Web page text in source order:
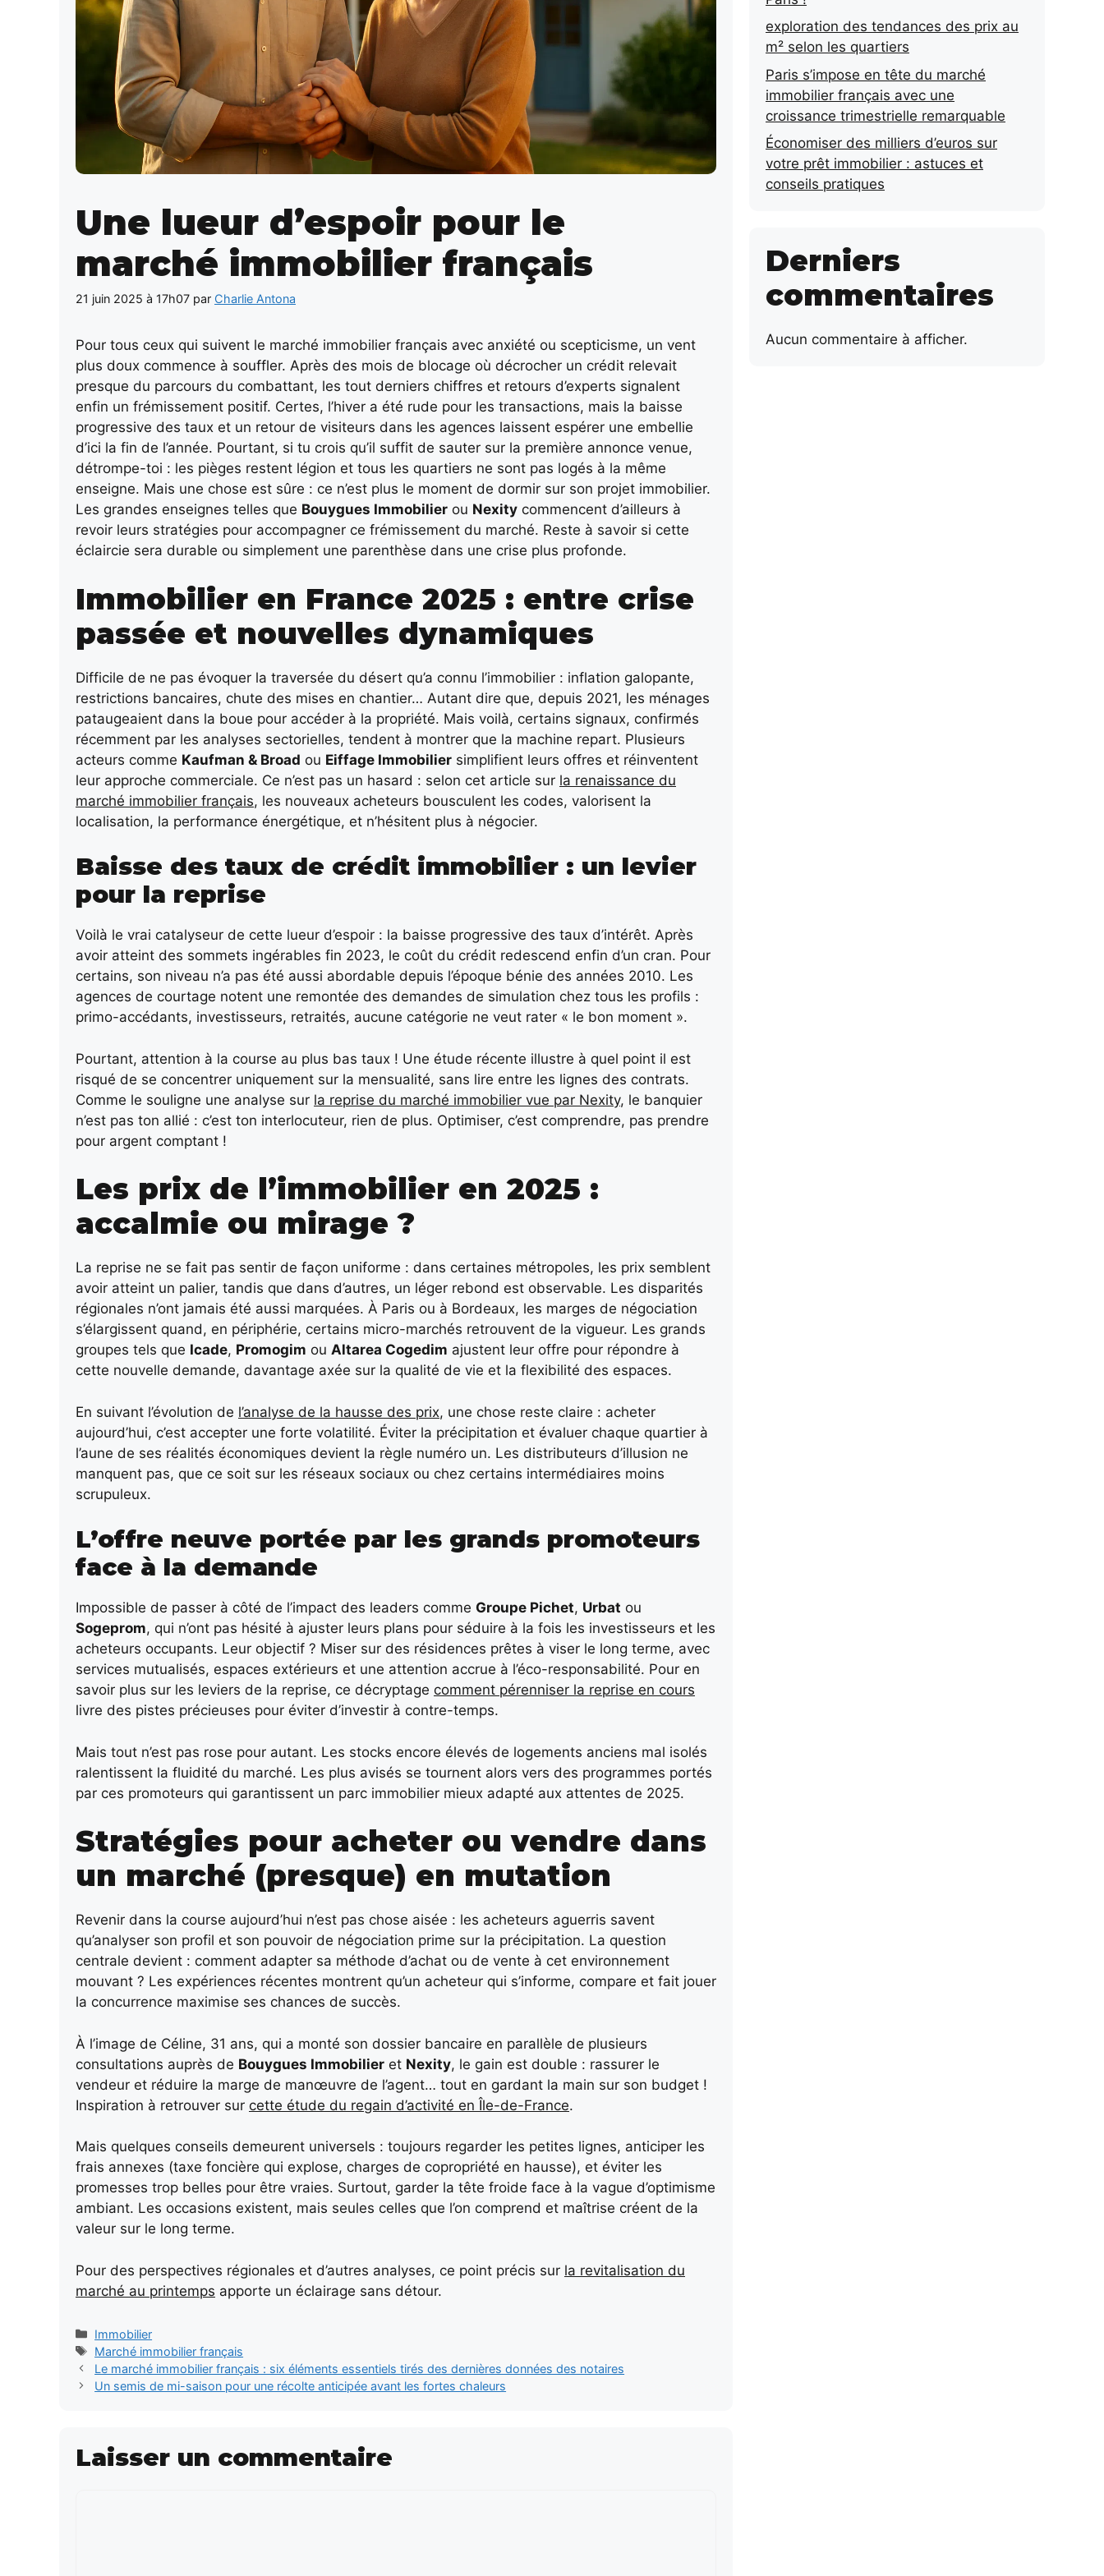
Une lueur d’espoir pour le
marché immobilier français
21 juin 2025 à 17h07 par Charlie Antona
Pour tous ceux qui suivent le marché immobilier français avec anxiété ou scepticisme, un vent
plus doux commence à souffler. Après des mois de blocage où décrocher un crédit relevait
presque du parcours du combattant, les tout derniers chiffres et retours d’experts signalent
enfin un frémissement positif. Certes, l’hiver a été rude pour les transactions, mais la baisse
progressive des taux et un retour de visiteurs dans les agences laissent espérer une embellie
d’ici la fin de l’année. Pourtant, si tu crois qu’il suffit de sauter sur la première annonce venue,
détrompe-toi : les pièges restent légion et tous les quartiers ne sont pas logés à la même
enseigne. Mais une chose est sûre : ce n’est plus le moment de dormir sur son projet immobilier.
Les grandes enseignes telles que Bouygues Immobilier ou Nexity commencent d’ailleurs à
revoir leurs stratégies pour accompagner ce frémissement du marché. Reste à savoir si cette
éclaircie sera durable ou simplement une parenthèse dans une crise plus profonde.
Immobilier en France 2025 : entre crise
passée et nouvelles dynamiques
Difficile de ne pas évoquer la traversée du désert qu’a connu l’immobilier : inflation galopante,
restrictions bancaires, chute des mises en chantier… Autant dire que, depuis 2021, les ménages
pataugeaient dans la boue pour accéder à la propriété. Mais voilà, certains signaux, confirmés
récemment par les analyses sectorielles, tendent à montrer que la machine repart. Plusieurs
acteurs comme Kaufman & Broad ou Eiffage Immobilier simplifient leurs offres et réinventent
leur approche commerciale. Ce n’est pas un hasard : selon cet article sur la renaissance du
marché immobilier français, les nouveaux acheteurs bousculent les codes, valorisent la
localisation, la performance énergétique, et n’hésitent plus à négocier.
Baisse des taux de crédit immobilier : un levier
pour la reprise
Voilà le vrai catalyseur de cette lueur d’espoir : la baisse progressive des taux d’intérêt. Après
avoir atteint des sommets ingérables fin 2023, le coût du crédit redescend enfin d’un cran. Pour
certains, son niveau n’a pas été aussi abordable depuis l’époque bénie des années 2010. Les
agences de courtage notent une remontée des demandes de simulation chez tous les profils :
primo-accédants, investisseurs, retraités, aucune catégorie ne veut rater « le bon moment ».
Pourtant, attention à la course au plus bas taux ! Une étude récente illustre à quel point il est
risqué de se concentrer uniquement sur la mensualité, sans lire entre les lignes des contrats.
Comme le souligne une analyse sur la reprise du marché immobilier vue par Nexity, le banquier
n’est pas ton allié : c’est ton interlocuteur, rien de plus. Optimiser, c’est comprendre, pas prendre
pour argent comptant !
Les prix de l’immobilier en 2025 :
accalmie ou mirage ?
La reprise ne se fait pas sentir de façon uniforme : dans certaines métropoles, les prix semblent
avoir atteint un palier, tandis que dans d’autres, un léger rebond est observable. Les disparités
régionales n’ont jamais été aussi marquées. À Paris ou à Bordeaux, les marges de négociation
s’élargissent quand, en périphérie, certains micro-marchés retrouvent de la vigueur. Les grands
groupes tels que Icade, Promogim ou Altarea Cogedim ajustent leur offre pour répondre à
cette nouvelle demande, davantage axée sur la qualité de vie et la flexibilité des espaces.
En suivant l’évolution de l’analyse de la hausse des prix, une chose reste claire : acheter
aujourd’hui, c’est accepter une forte volatilité. Éviter la précipitation et évaluer chaque quartier à
l’aune de ses réalités économiques devient la règle numéro un. Les distributeurs d’illusion ne
manquent pas, que ce soit sur les réseaux sociaux ou chez certains intermédiaires moins
scrupuleux.
L’offre neuve portée par les grands promoteurs
face à la demande
Impossible de passer à côté de l’impact des leaders comme Groupe Pichet, Urbat ou
Sogeprom, qui n’ont pas hésité à ajuster leurs plans pour séduire à la fois les investisseurs et les
acheteurs occupants. Leur objectif ? Miser sur des résidences prêtes à viser le long terme, avec
services mutualisés, espaces extérieurs et une attention accrue à l’éco-responsabilité. Pour en
savoir plus sur les leviers de la reprise, ce décryptage comment pérenniser la reprise en cours
livre des pistes précieuses pour éviter d’investir à contre-temps.
Mais tout n’est pas rose pour autant. Les stocks encore élevés de logements anciens mal isolés
ralentissent la fluidité du marché. Les plus avisés se tournent alors vers des programmes portés
par ces promoteurs qui garantissent un parc immobilier mieux adapté aux attentes de 2025.
Stratégies pour acheter ou vendre dans
un marché (presque) en mutation
Revenir dans la course aujourd’hui n’est pas chose aisée : les acheteurs aguerris savent
qu’analyser son profil et son pouvoir de négociation prime sur la précipitation. La question
centrale devient : comment adapter sa méthode d’achat ou de vente à cet environnement
mouvant ? Les expériences récentes montrent qu’un acheteur qui s’informe, compare et fait jouer
la concurrence maximise ses chances de succès.
À l’image de Céline, 31 ans, qui a monté son dossier bancaire en parallèle de plusieurs
consultations auprès de Bouygues Immobilier et Nexity, le gain est double : rassurer le
vendeur et réduire la marge de manœuvre de l’agent… tout en gardant la main sur son budget !
Inspiration à retrouver sur cette étude du regain d’activité en Île-de-France.
Mais quelques conseils demeurent universels : toujours regarder les petites lignes, anticiper les
frais annexes (taxe foncière qui explose, charges de copropriété en hausse), et éviter les
promesses trop belles pour être vraies. Surtout, garder la tête froide face à la vague d’optimisme
ambiant. Les occasions existent, mais seules celles que l’on comprend et maîtrise créent de la
valeur sur le long terme.
Pour des perspectives régionales et d’autres analyses, ce point précis sur la revitalisation du
marché au printemps apporte un éclairage sans détour.
Catégories
Immobilier
Étiquettes
Marché immobilier français
Le marché immobilier français : six éléments essentiels tirés des dernières données des notaires
Un semis de mi-saison pour une récolte anticipée avant les fortes chaleurs
Laisser un commentaire
exploration des tendances des prix au
m² selon les quartiers
Paris s’impose en tête du marché
immobilier français avec une
croissance trimestrielle remarquable
Économiser des milliers d’euros sur
votre prêt immobilier : astuces et
conseils pratiques
Derniers
commentaires
Aucun commentaire à afficher.